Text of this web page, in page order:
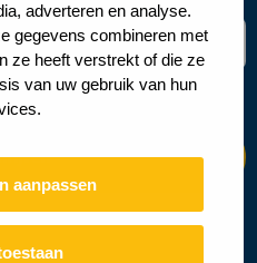
adverteren en analyse.
gegevens combineren met
ze heeft verstrekt of die ze
van uw gebruik van hun
aanpassen
en de GooglePrivacy